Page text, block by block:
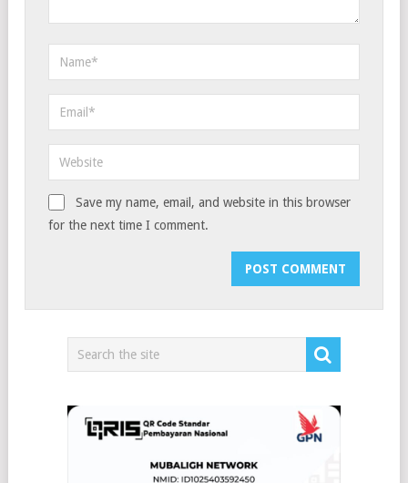
Save my name, email, and website in this browser
for the next time I comment.